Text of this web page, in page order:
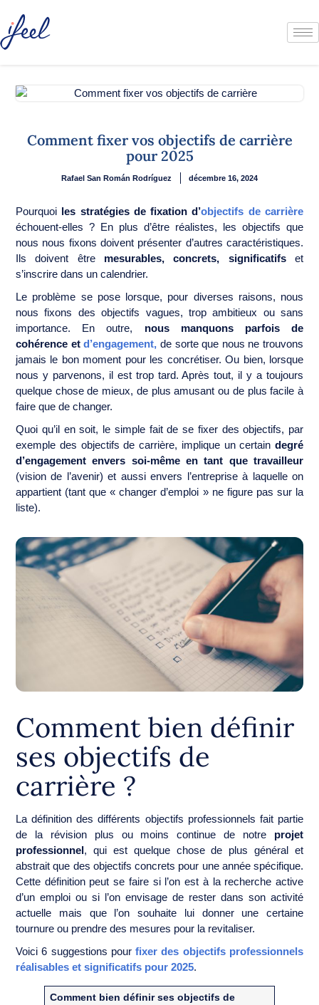
Comment fixer vos objectifs de carrière
pour 2025
Rafael San Román Rodríguez décembre 16, 2024
Pourquoi les stratégies de fixation d’objectifs de carrière
échouent-elles ? En plus d’être réalistes, les objectifs que
nous nous fixons doivent présenter d’autres caractéristiques.
Ils doivent êtremesurables, concrets, significatifset
s’inscrire dans un calendrier.
Le problème se pose lorsque, pour diverses raisons, nous
nous fixons des objectifs vagues, trop ambitieux ou sans
importance. En outre, nous manquons parfois de
cohérence etd’engagement, de sorte que nous ne trouvons
jamais le bon moment pour les concrétiser. Ou bien, lorsque
nous y parvenons, il est trop tard. Après tout, il y a toujours
quelque chose de mieux, de plus amusant ou de plus facile à
faire que de changer.
Quoi qu’il en soit, le simple fait de se fixer des objectifs, par
exemple des objectifs de carrière, implique un certain degré
d’engagement envers soi-même en tant que travailleur
(vision de l’avenir) et aussi envers l’entreprise à laquelle on
appartient (tant que « changer d’emploi » ne figure pas sur la
liste).
Comment bien définir
ses objectifs de
carrière ?
La définition des différents objectifs professionnels fait partie
de la révision plus ou moins continue de notre projet
professionnel, qui est quelque chose de plus général et
abstrait que des objectifs concrets pour une année spécifique.
Cette définition peut se faire si l’on est à la recherche active
d’un emploi ou si l’on envisage de rester dans son activité
actuelle mais que l’on souhaite lui donner une certaine
tournure ou prendre des mesures pour la revitaliser.
Voici 6 suggestions pourfixer des objectifs professionnels
réalisables et significatifs pour 2025.
Comment bien définir ses objectifs de